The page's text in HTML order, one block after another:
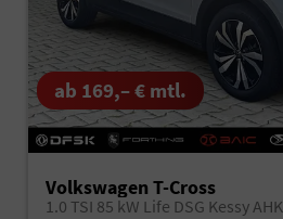
ab 169,– € mtl.
Volkswagen T-Cross
1.0 TSI 85 kW Life DSG Kessy